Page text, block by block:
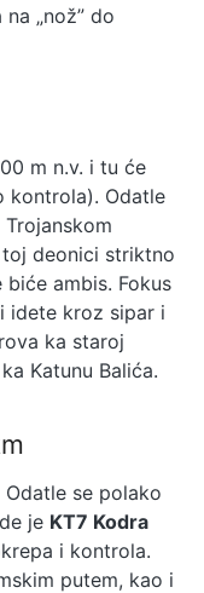
„nož” do
m n.v. i tu će
kontrola). Odatle
deonici striktno
ambis. Fokus
idete kroz sipar i
ka staroj
Katunu Balića.
se polako
je KT7 Kodra
i kontrola.
putem, kao i